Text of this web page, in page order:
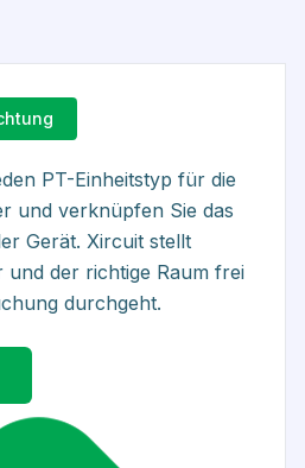
PT-Einheitstyp für die
und verknüpfen Sie das
Gerät. Xircuit stellt
und der richtige Raum frei
durchgeht.